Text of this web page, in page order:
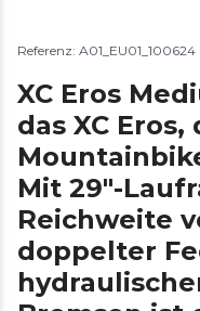
Referenz: A01_EU01_100624
XC Eros
das XC
Mit 29"-
Reichweite
doppelter